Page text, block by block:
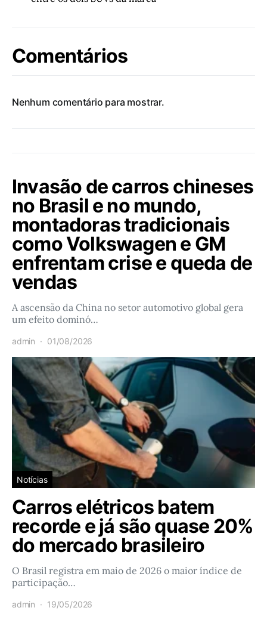
Comentários
Nenhum comentário para mostrar.
Invasão de carros chineses
no Brasil e no mundo,
montadoras tradicionais
como Volkswagen e GM
enfrentam crise e queda de
vendas
A ascensão da China no setor automotivo global gera
um efeito dominó…
admin 01/08/2026
Notícias
Carros elétricos batem
recorde e já são quase 20%
do mercado brasileiro
O Brasil registra em maio de 2026 o maior índice de
participação…
admin 19/05/2026